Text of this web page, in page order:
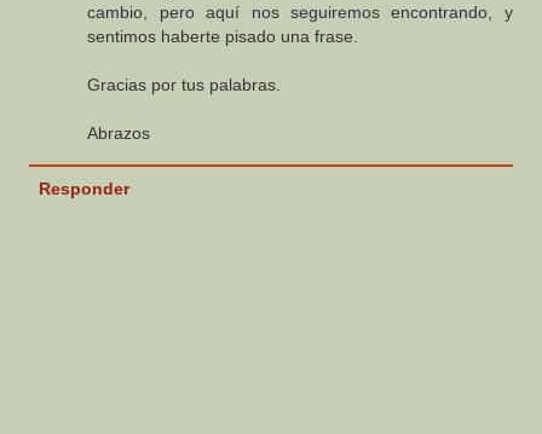
cambio, pero aquí nos seguiremos encontrando, y
sentimos haberte pisado una frase.
Gracias por tus palabras.
Abrazos
Responder